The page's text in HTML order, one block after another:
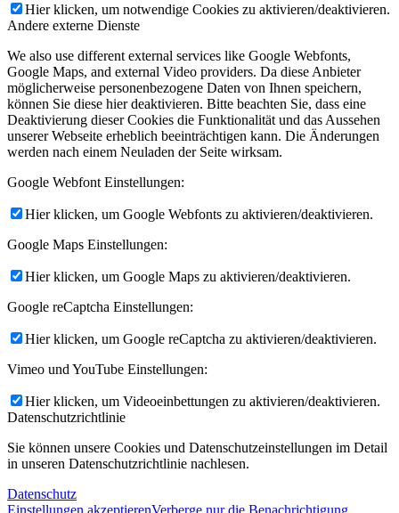
Hier klicken, um notwendige Cookies zu aktivieren/deaktivieren.
Andere externe Dienste
We also use different external services like Google Webfonts,
Google Maps, and external Video providers. Da diese Anbieter
möglicherweise personenbezogene Daten von Ihnen speichern,
können Sie diese hier deaktivieren. Bitte beachten Sie, dass eine
Deaktivierung dieser Cookies die Funktionalität und das Aussehen
unserer Webseite erheblich beeinträchtigen kann. Die Änderungen
werden nach einem Neuladen der Seite wirksam.
Google Webfont Einstellungen:
Hier klicken, um Google Webfonts zu aktivieren/deaktivieren.
Google Maps Einstellungen:
Hier klicken, um Google Maps zu aktivieren/deaktivieren.
Google reCaptcha Einstellungen:
Hier klicken, um Google reCaptcha zu aktivieren/deaktivieren.
Vimeo und YouTube Einstellungen:
Hier klicken, um Videoeinbettungen zu aktivieren/deaktivieren.
Datenschutzrichtlinie
Sie können unsere Cookies und Datenschutzeinstellungen im Detail
in unseren Datenschutzrichtlinie nachlesen.
Datenschutz
Einstellungen akzeptierenVerberge nur die Benachrichtigung